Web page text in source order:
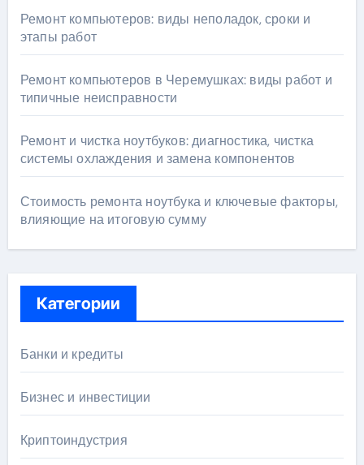
Ремонт компьютеров: виды неполадок, сроки и
этапы работ
Ремонт компьютеров в Черемушках: виды работ и
типичные неисправности
Ремонт и чистка ноутбуков: диагностика, чистка
системы охлаждения и замена компонентов
Стоимость ремонта ноутбука и ключевые факторы,
влияющие на итоговую сумму
Категории
Банки и кредиты
Бизнес и инвестиции
Криптоиндустрия